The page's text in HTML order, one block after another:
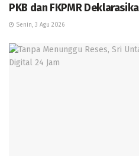
PKB dan FKPMR
Senin, 3 Agu 2026